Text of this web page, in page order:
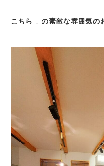
こちら ↓ の素敵な雰囲気の